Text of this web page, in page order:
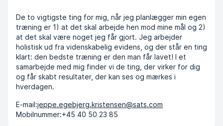
De to vigtigste ting for mig, når jeg planlægger min egen
træning er 1) at det skal arbejde hen mod mine mål og 2)
at det skal være noget jeg får gjort. Jeg arbejder
holistisk ud fra videnskabelig evidens, og der står en ting
klart: den bedste træning er den man får lavet! I et
samarbejde med mig finder vi de ting, der virker for dig
og får skabt resultater, der kan ses og mærkes i
hverdagen.
E-mail:jeppe.egebjerg.kristensen@sats.com
Mobilnummer:+45 40 50 23 85